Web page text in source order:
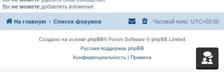
Вы не можете добавлять вложения
На главную Список форумов Часовой пояс: UTC+03:00
Создано на основе phpBB® Forum Software © phpBB Limited
Русская поддержка phpBB
Конфиденциальность| Правила